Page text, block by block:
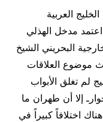
العربية
مدخل الهذلي
البحريني الشيخ
موضوع العلاقات
لم تغلق الأبواب
إلا أن طهران ما
اختلافاً كبيراً في